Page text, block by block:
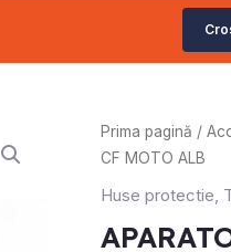
Prima pagină /
CF MOTO ALB
Huse protectie,
Cantitate
APARATORI
CF